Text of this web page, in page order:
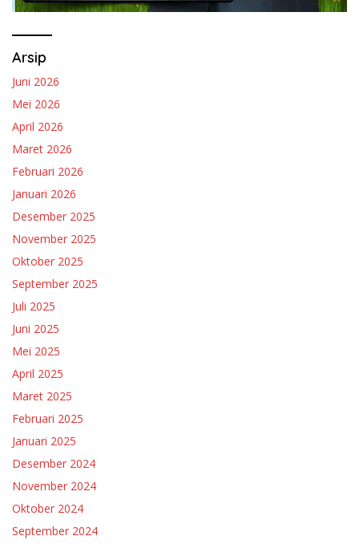
Arsip
Juni 2026
Mei 2026
April 2026
Maret 2026
Februari 2026
Januari 2026
Desember 2025
November 2025
Oktober 2025
September 2025
Juli 2025
Juni 2025
Mei 2025
April 2025
Maret 2025
Februari 2025
Januari 2025
Desember 2024
November 2024
Oktober 2024
September 2024